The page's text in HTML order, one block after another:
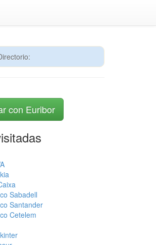
con Euribor
Sabadell
Santander
Cetelem